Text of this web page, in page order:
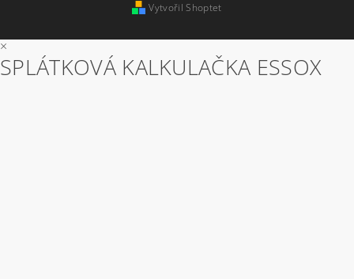
Vytvořil Shoptet
×
SPLÁTKOVÁ KALKULAČKA ESSOX